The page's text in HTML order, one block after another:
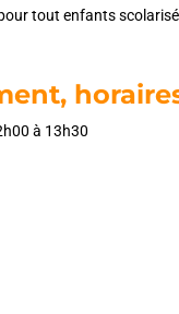
tout enfants
à 13h30